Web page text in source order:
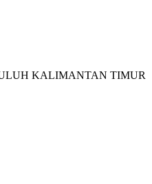
KALIMANTAN TIMUR